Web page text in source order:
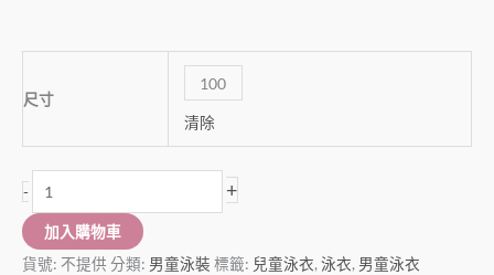
尺寸
100
清除
- +
加入購物車
貨號: 不提供 分類: 男童泳裝 標籤: 兒童泳衣, 泳衣, 男童泳衣